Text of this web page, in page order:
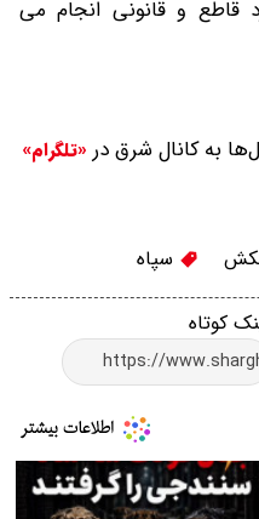
قاطع و قانونی انجام می
به کانال شرق در «تلگرام»
سپاه
کوتاه